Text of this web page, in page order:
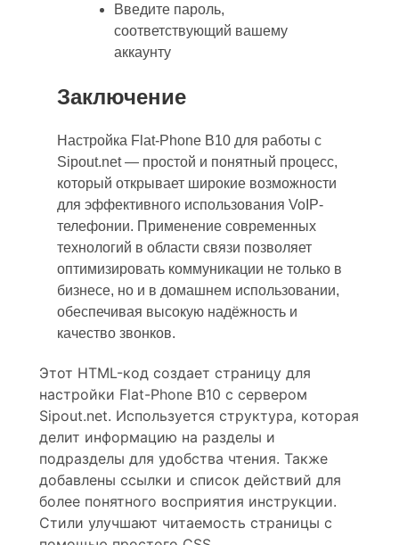
Введите пароль,
соответствующий вашему
аккаунту
Заключение
Настройка Flat-Phone B10 для работы с
Sipout.net — простой и понятный процесс,
который открывает широкие возможности
для эффективного использования VoIP-
телефонии. Применение современных
технологий в области связи позволяет
оптимизировать коммуникации не только в
бизнесе, но и в домашнем использовании,
обеспечивая высокую надёжность и
качество звонков.
Этот HTML-код создает страницу для
настройки Flat-Phone B10 с сервером
Sipout.net. Используется структура, которая
делит информацию на разделы и
подразделы для удобства чтения. Также
добавлены ссылки и список действий для
более понятного восприятия инструкции.
Стили улучшают читаемость страницы с